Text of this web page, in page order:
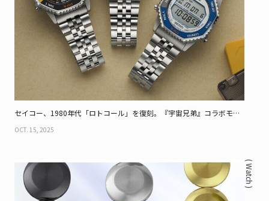
セイコー、1980年代「ロトコール」を復刻。『宇宙兄弟』コラボモデ
OCT. 15, 2025
( Watch )